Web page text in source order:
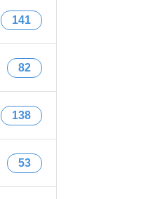
141
82
138
53